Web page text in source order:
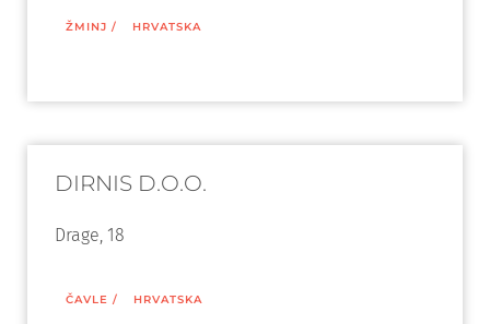
ŽMINJ / HRVATSKA
DIRNIS D.O.O.
Drage, 18
ČAVLE / HRVATSKA